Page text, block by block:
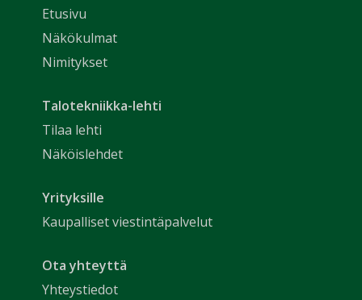
Etusivu
Näkökulmat
Nimitykset
Talotekniikka-lehti
Tilaa lehti
Näköislehdet
Yrityksille
Kaupalliset viestintäpalvelut
Ota yhteyttä
Yhteystiedot